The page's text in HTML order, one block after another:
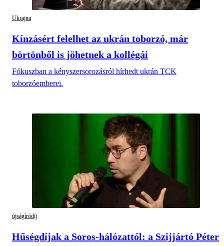
Ukrajna
Kínzásért felelhet az ukrán toborzó, már
börtönből is jöhetnek a kollégái
Fókuszban a kényszersorozásról hírhedt ukrán TCK
toborzóemberei.
újságíródíj
Hűségdíjak a Soros-hálózattól: a Szijjártó Péter